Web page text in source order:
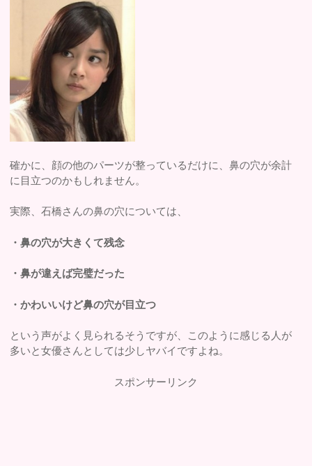
確かに、顔の他のパーツが整っているだけに、鼻の穴が余計
に目立つのかもしれません。
実際、石橋さんの鼻の穴については、
・鼻の穴が大きくて残念
・鼻が違えば完璧だった
・かわいいけど鼻の穴が目立つ
という声がよく見られるそうですが、このように感じる人が
多いと女優さんとしては少しヤバイですよね。
スポンサーリンク